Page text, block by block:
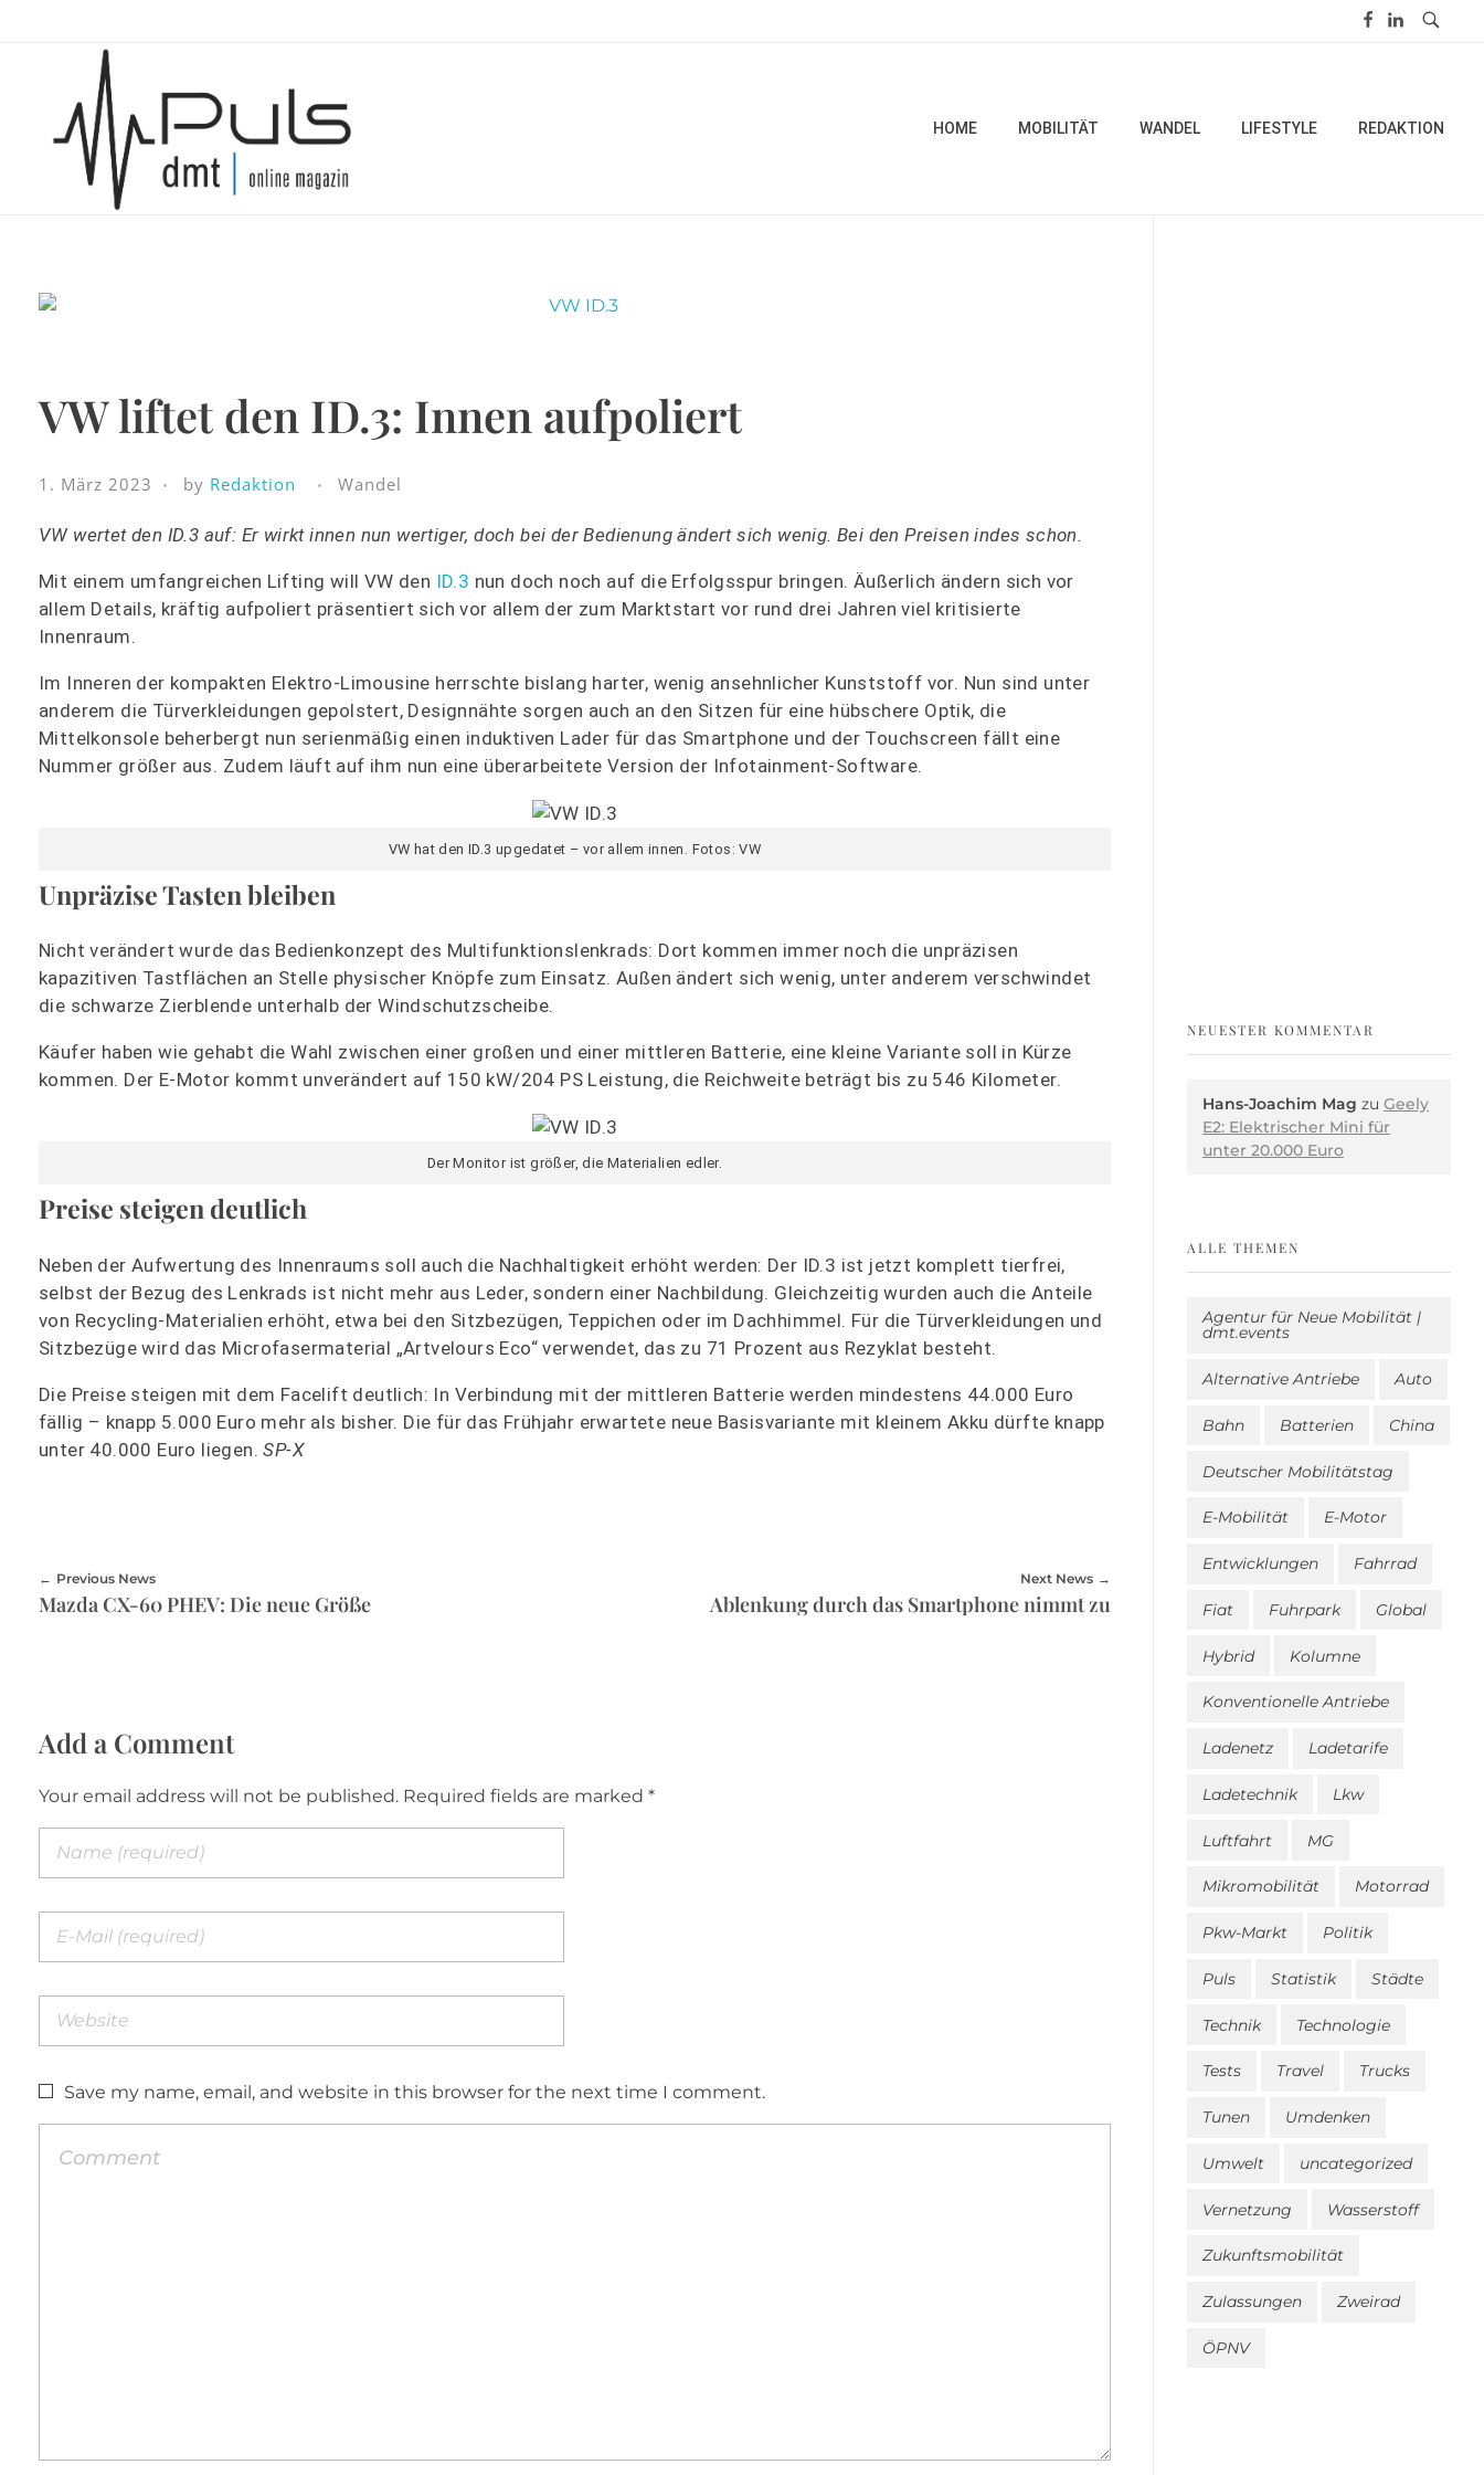
Puls Magazin
Zukunft der Mobilität
HOME MOBILITÄT WANDEL LIFESTYLE REDAKTION
VW liftet den ID.3: Innen aufpoliert
1. März 2023 by Redaktion Wandel
VW wertet den ID.3 auf: Er wirkt innen nun wertiger, doch bei der Bedienung ändert sich wenig. Bei den Preisen indes schon.
Mit einem umfangreichen Lifting will VW den ID.3 nun doch noch auf die Erfolgsspur bringen. Äußerlich ändern sich vor
allem Details, kräftig aufpoliert präsentiert sich vor allem der zum Marktstart vor rund drei Jahren viel kritisierte
Innenraum.
Im Inneren der kompakten Elektro-Limousine herrschte bislang harter, wenig ansehnlicher Kunststoff vor. Nun sind unter
anderem die Türverkleidungen gepolstert, Designnähte sorgen auch an den Sitzen für eine hübschere Optik, die
Mittelkonsole beherbergt nun serienmäßig einen induktiven Lader für das Smartphone und der Touchscreen fällt eine
Nummer größer aus. Zudem läuft auf ihm nun eine überarbeitete Version der Infotainment-Software.
VW hat den ID.3 upgedatet – vor allem innen. Fotos: VW
Unpräzise Tasten bleiben
Nicht verändert wurde das Bedienkonzept des Multifunktionslenkrads: Dort kommen immer noch die unpräzisen
kapazitiven Tastflächen an Stelle physischer Knöpfe zum Einsatz. Außen ändert sich wenig, unter anderem verschwindet
die schwarze Zierblende unterhalb der Windschutzscheibe.
Käufer haben wie gehabt die Wahl zwischen einer großen und einer mittleren Batterie, eine kleine Variante soll in Kürze
kommen. Der E-Motor kommt unverändert auf 150 kW/204 PS Leistung, die Reichweite beträgt bis zu 546 Kilometer.
Der Monitor ist größer, die Materialien edler.
Preise steigen deutlich
Neben der Aufwertung des Innenraums soll auch die Nachhaltigkeit erhöht werden: Der ID.3 ist jetzt komplett tierfrei,
selbst der Bezug des Lenkrads ist nicht mehr aus Leder, sondern einer Nachbildung. Gleichzeitig wurden auch die Anteile
von Recycling-Materialien erhöht, etwa bei den Sitzbezügen, Teppichen oder im Dachhimmel. Für die Türverkleidungen und
Sitzbezüge wird das Microfasermaterial „Artvelours Eco“ verwendet, das zu 71 Prozent aus Rezyklat besteht.
Die Preise steigen mit dem Facelift deutlich: In Verbindung mit der mittleren Batterie werden mindestens 44.000 Euro
fällig – knapp 5.000 Euro mehr als bisher. Die für das Frühjahr erwartete neue Basisvariante mit kleinem Akku dürfte knapp
unter 40.000 Euro liegen.SP-X
Previous News
Mazda CX-60 PHEV: Die neue Größe
Next News
Ablenkung durch das Smartphone nimmt zu
Add a Comment
Your email address will not be published. Required fields are marked *
Save my name, email, and website in this browser for the next time I comment.
NEUESTER KOMMENTAR
Hans-Joachim Mag zu Geely
E2: Elektrischer Mini für
unter 20.000 Euro
ALLE THEMEN
Agentur für Neue Mobilität |
dmt.events
Alternative Antriebe Auto
Bahn Batterien China
Deutscher Mobilitätstag
E-Mobilität E-Motor
Entwicklungen Fahrrad
Fiat Fuhrpark Global
Hybrid Kolumne
Konventionelle Antriebe
Ladenetz Ladetarife
Ladetechnik Lkw
Luftfahrt MG
Mikromobilität Motorrad
Pkw-Markt Politik
Puls Statistik Städte
Technik Technologie
Tests Travel Trucks
Tunen Umdenken
Umwelt uncategorized
Vernetzung Wasserstoff
Zukunftsmobilität
Zulassungen Zweirad
ÖPNV